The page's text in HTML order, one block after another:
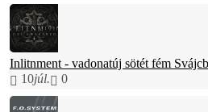
Inlitnment - vadonatúj sötét fém
10júl. 0